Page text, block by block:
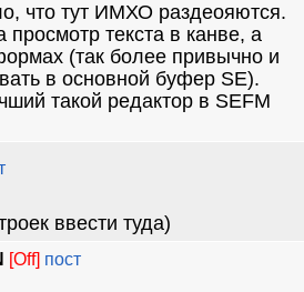
что тут ИМХО раздеояются.
просмотр текста в канве, а
(так более привычно и
в основной буфер SE).
такой редактор в SEFM
ввести туда)
[Off] пост